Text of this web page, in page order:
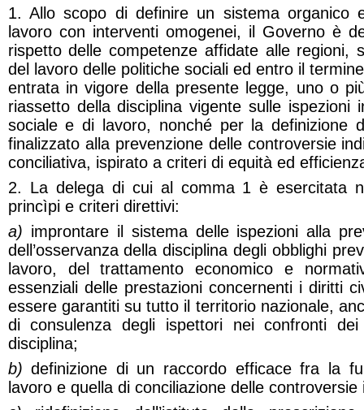
1. Allo scopo di definire un sistema organico
lavoro con interventi omogenei, il Governo è
rispetto delle competenze affidate alle regioni,
del lavoro delle politiche sociali ed entro il
entrata in vigore della presente legge, uno o
riassetto della disciplina vigente sulle ispezioni
sociale e di lavoro, nonché per la definizione
finalizzato alla prevenzione delle controversie
conciliativa, ispirato a criteri di equità ed
2. La delega di cui al comma 1 è esercitata
princìpi e criteri direttivi:
a) improntare il sistema delle ispezioni alla
dell’osservanza della disciplina degli obblighi
lavoro, del trattamento economico e
essenziali delle prestazioni concernenti i diritti
essere garantiti su tutto il territorio nazionale,
di consulenza degli ispettori nei confronti
disciplina;
b)definizione di un raccordo efficace fra la
lavoro e quella di conciliazione delle controversie